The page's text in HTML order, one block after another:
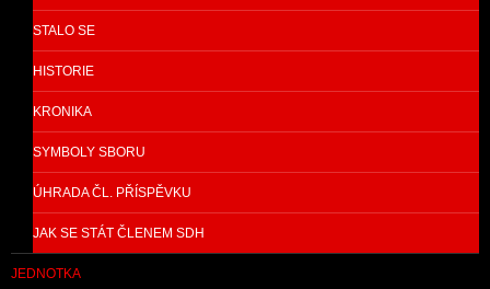
STALO SE
HISTORIE
KRONIKA
SYMBOLY SBORU
ÚHRADA ČL. PŘÍSPĚVKU
JAK SE STÁT ČLENEM SDH
JEDNOTKA